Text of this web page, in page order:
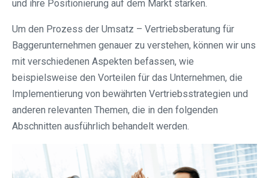
und ihre Positionierung auf dem Markt stärken.
Um den Prozess der Umsatz – Vertriebsberatung für
Baggerunternehmen genauer zu verstehen, können wir uns
mit verschiedenen Aspekten befassen, wie
beispielsweise den Vorteilen für das Unternehmen, die
Implementierung von bewährten Vertriebsstrategien und
anderen relevanten Themen, die in den folgenden
Abschnitten ausführlich behandelt werden.